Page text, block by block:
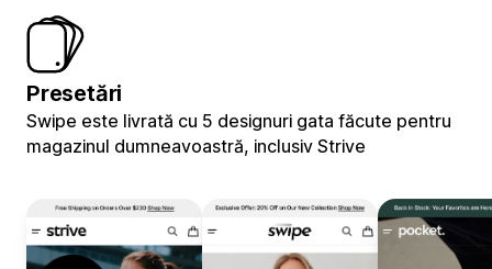
Presetări
Swipe este livrată cu 5 designuri gata făcute pentru
magazinul dumneavoastră, inclusiv Strive